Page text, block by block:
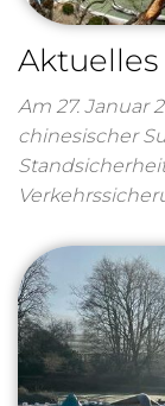
Aktuelles
Am 27. Januar
chinesischer